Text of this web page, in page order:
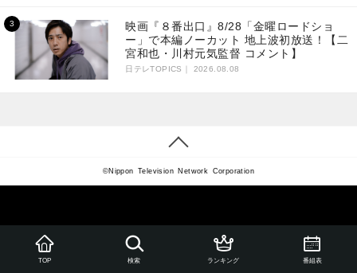
映画『８番出口』8/28「金曜ロードショ
ー」で本編ノーカット 地上波初放送！【二
宮和也・川村元気監督 コメント】
日テレTOPICS｜ 2026.08.08
TOP 検索 ランキング 番組表
©Nippon Television Network Corporation